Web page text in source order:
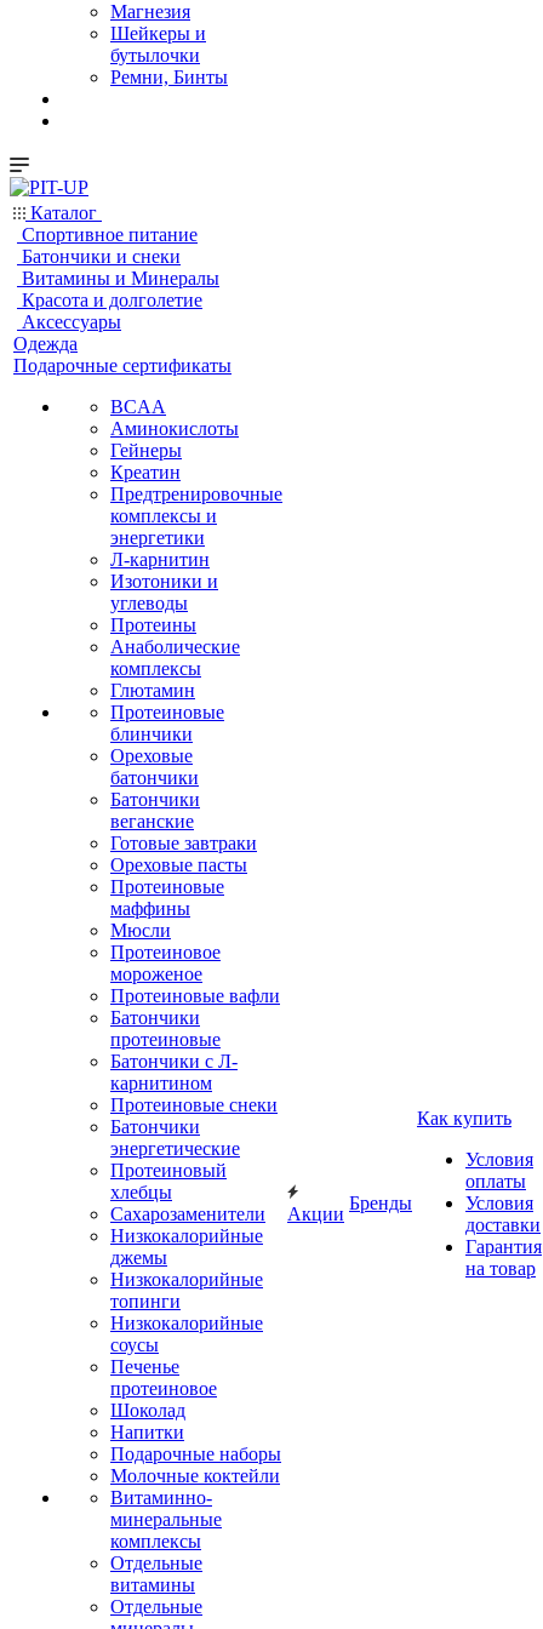
Магнезия
Шейкеры и
бутылочки
Ремни, Бинты
Каталог
Спортивное питание
Батончики и снеки
Витамины и Минералы
Красота и долголетие
Аксессуары
Одежда
Подарочные сертификаты
BCAA
Аминокислоты
Гейнеры
Креатин
Предтренировочные
комплексы и
энергетики
Л-карнитин
Изотоники и
углеводы
Протеины
Анаболические
комплексы
Глютамин
Протеиновые
блинчики
Ореховые
батончики
Батончики
веганские
Готовые завтраки
Ореховые пасты
Протеиновые
маффины
Мюсли
Протеиновое
мороженое
Протеиновые вафли
Батончики
протеиновые
Батончики с Л-
карнитином
Протеиновые снеки
Батончики
энергетические
Протеиновый
хлебцы
Сахарозаменители
Низкокалорийные
джемы
Низкокалорийные
топинги
Низкокалорийные
соусы
Печенье
протеиновое
Шоколад
Напитки
Подарочные наборы
Молочные коктейли
Витаминно-
минеральные
комплексы
Отдельные
витамины
Отдельные
Акции
Бренды
Как купить
Условия
оплаты
Условия
доставки
Гарантия
на товар